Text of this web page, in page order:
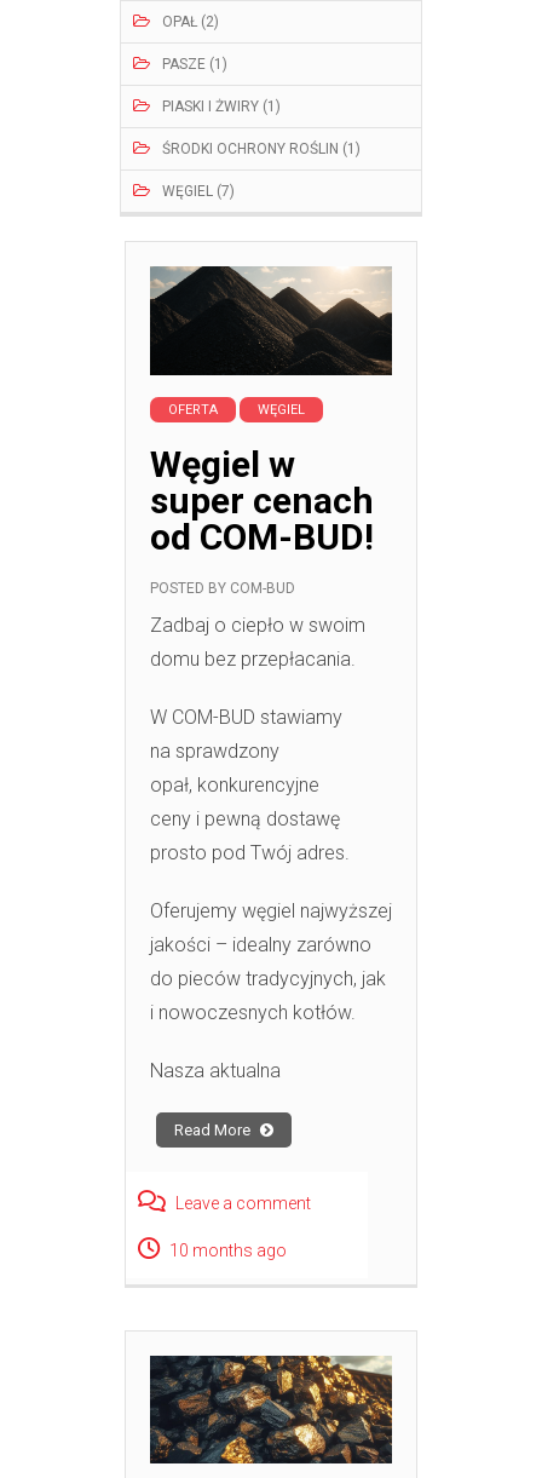
OPAŁ (2)
PASZE (1)
PIASKI I ŻWIRY (1)
ŚRODKI OCHRONY ROŚLIN (1)
WĘGIEL (7)
OFERTA WĘGIEL
Węgiel w
super cenach
od COM-BUD!
POSTED BY COM-BUD
Zadbaj o ciepło w swoim
domu bez przepłacania.
W COM-BUD stawiamy
na sprawdzony
opał, konkurencyjne
ceny i pewną dostawę
prosto pod Twój adres.
Oferujemy węgiel najwyższej
jakości – idealny zarówno
do pieców tradycyjnych, jak
i nowoczesnych kotłów.
Nasza aktualna
Read More
Leave a comment
10 months ago